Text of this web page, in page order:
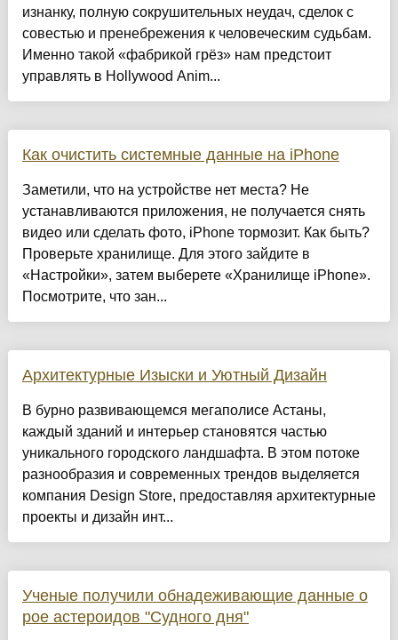
изнанку, полную сокрушительных неудач, сделок с
совестью и пренебрежения к человеческим судьбам.
Именно такой «фабрикой грёз» нам предстоит
управлять в Hollywood Anim...
Как очистить системные данные на iPhone
Заметили, что на устройстве нет места? Не
устанавливаются приложения, не получается снять
видео или сделать фото, iPhone тормозит. Как быть?
Проверьте хранилище. Для этого зайдите в
«Настройки», затем выберете «Хранилище iPhone».
Посмотрите, что зан...
Архитектурные Изыски и Уютный Дизайн
​В бурно развивающемся мегаполисе Астаны,
каждый зданий и интерьер становятся частью
уникального городского ландшафта. В этом потоке
разнообразия и современных трендов выделяется
компания Design Store, предоставляя архитектурные
проекты и дизайн инт...
Ученые получили обнадеживающие данные о
рое астероидов "Судного дня"